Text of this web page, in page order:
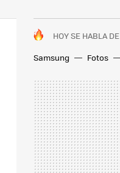
HOY SE HABLA DE
Samsung
Fotos